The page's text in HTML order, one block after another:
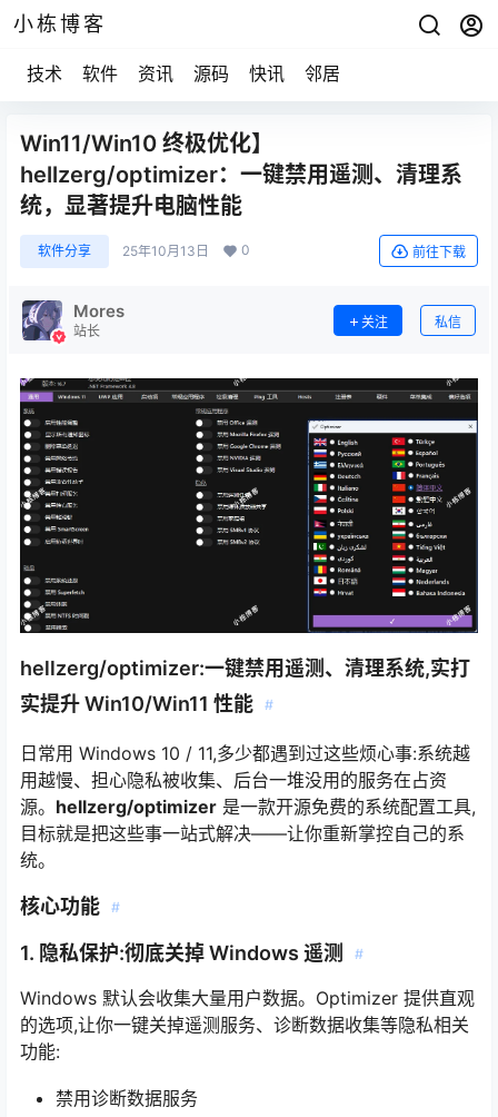
小栋博客
技术 软件 资讯 源码 快讯 邻居
Win11/Win10 终极优化】
hellzerg/optimizer：一键禁用遥测、清理系
统，显著提升电脑性能
软件分享 25年10月13日 0 前往下载
Mores
站长
关注 私信
hellzerg/optimizer:一键禁用遥测、清理系统,实打
实提升 Win10/Win11 性能
#
日常用 Windows 10 / 11,多少都遇到过这些烦心事:系统越
用越慢、担心隐私被收集、后台一堆没用的服务在占资
源。 hellzerg/optimizer 是一款开源免费的系统配置工具,
目标就是把这些事一站式解决——让你重新掌控自己的系
统。
核心功能 #
1. 隐私保护:彻底关掉 Windows 遥测 #
Windows 默认会收集大量用户数据。Optimizer 提供直观
的选项,让你一键关掉遥测服务、诊断数据收集等隐私相关
功能:
禁用诊断数据服务